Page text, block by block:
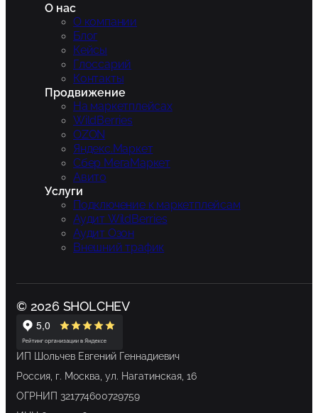
О нас
О компании
Блог
Кейсы
Глоссарий
Контакты
Продвижение
На маркетплейсах
WildBerries
OZON
Яндекс.Маркет
Сбер МегаМаркет
Авито
Услуги
Подключение к маркетплейсам
Аудит WildBerries
Аудит Озон
Внешний трафик
© 2026 SHOLCHEV
ИП Шольчев Евгений Геннадиевич
Россия, г. Москва, ул. Нагатинская, 16
ОГРНИП 321774600729759